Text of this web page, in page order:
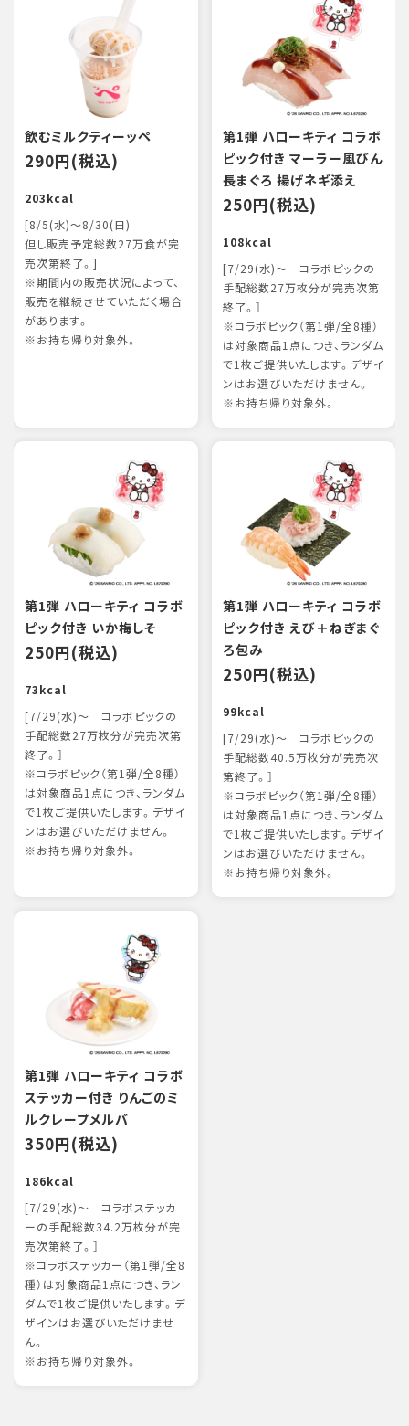
飲むミルクティーッペ
290円(税込)
203kcal
[8/5(水)～8/30(日)
但し販売予定総数27万食が完
売次第終了。]
※期間内の販売状況によって、
販売を継続させていただく場合
があります。
※お持ち帰り対象外。
第1弾 ハローキティ コラボ
ピック付き マーラー風びん
長まぐろ 揚げネギ添え
250円(税込)
108kcal
[7/29(水)～ コラボピックの
手配総数27万枚分が完売次第
終了。］
※コラボピック（第1弾/全8種）
は対象商品1点につき、ランダム
で1枚ご提供いたします。デザイ
ンはお選びいただけません。
※お持ち帰り対象外。
第1弾 ハローキティ コラボ
ピック付き いか梅しそ
250円(税込)
73kcal
[7/29(水)～ コラボピックの
手配総数27万枚分が完売次第
終了。］
※コラボピック（第1弾/全8種）
は対象商品1点につき、ランダム
で1枚ご提供いたします。デザイ
ンはお選びいただけません。
※お持ち帰り対象外。
第1弾 ハローキティ コラボ
ピック付き えび＋ねぎまぐ
ろ包み
250円(税込)
99kcal
[7/29(水)～ コラボピックの
手配総数40.5万枚分が完売次
第終了。］
※コラボピック（第1弾/全8種）
は対象商品1点につき、ランダム
で1枚ご提供いたします。デザイ
ンはお選びいただけません。
※お持ち帰り対象外。
第1弾 ハローキティ コラボ
ステッカー付き りんごのミ
ルクレープメルバ
350円(税込)
186kcal
[7/29(水)～ コラボステッカ
ーの手配総数34.2万枚分が完
売次第終了。］
※コラボステッカー（第1弾/全8
種）は対象商品1点につき、ラン
ダムで1枚ご提供いたします。デ
ザインはお選びいただけませ
ん。
※お持ち帰り対象外。